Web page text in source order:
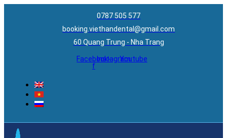
0787 505 577
booking.viethandental@gmail.com
60 Quang Trung - Nha Trang
Facebook-
f
InstagramYoutube